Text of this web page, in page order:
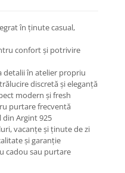
în ținute casual,
confort și potrivire
detalii în atelier propriu
discretă și eleganță
modern și fresh
purtare frecventă
din Argint 925
vacanțe și ținute de zi
și garanție
cadou sau purtare